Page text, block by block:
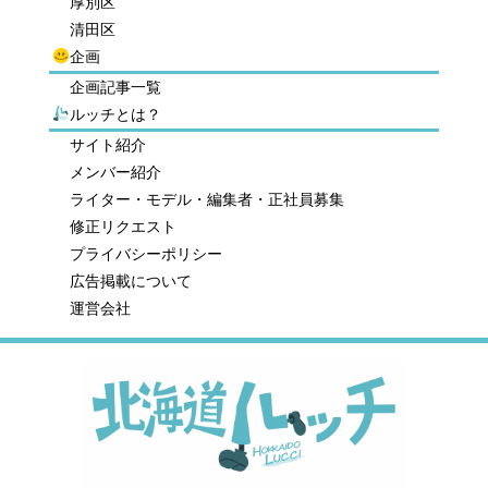
清田区
企画
企画記事一覧
ルッチとは？
サイト紹介
メンバー紹介
ライター・モデル・編集者・正社員募集
修正リクエスト
プライバシーポリシー
広告掲載について
運営会社